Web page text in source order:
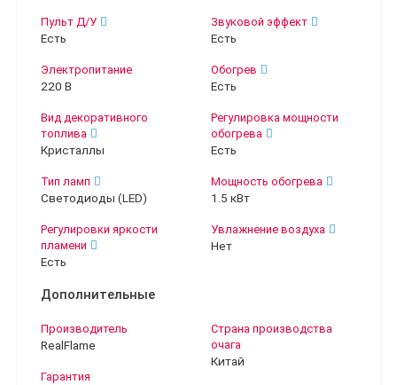
Пульт Д/У
Есть
Электропитание
220 В
Вид декоративного
топлива
Кристаллы
Тип ламп
Светодиоды (LED)
Регулировки яркости
пламени
Есть
Звуковой эффект
Есть
Обогрев
Есть
Регулировка мощности
обогрева
Есть
Мощность обогрева
1.5 кВт
Увлажнение воздуха
Нет
Дополнительные
Производитель
RealFlame
Гарантия
Страна производства
очага
Китай